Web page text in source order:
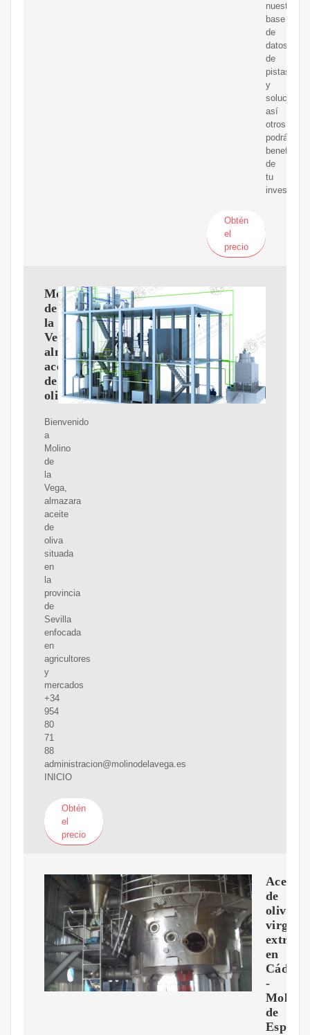
nuestra
base
de
datos
de
pistas
y
así
otros
podrán
de
tu
Obtén
el
precio
Molino
de
la
Vega:
almazara
aceite
de
oliva
Bienvenido
a
Molino
de
la
Vega,
almazara
aceite
de
oliva
situada
en
la
provincia
de
Sevilla
enfocada
en
agricultores
y
mercados
+34
954
80
71
88
administracion@molinodelavega.es
INICIO
Obtén
el
precio
Aceite
de
oliva
virgen
extra
en
Cádiz
-
Molino
de
Espera